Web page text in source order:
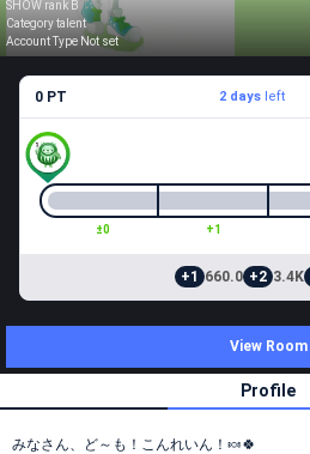
SHOW rank B
Category talent
Account Type Not set
0 PT 2 daysleft
±0 +1
+1 660.0 +2 3.4K
View Room
Profile
みなさん、ど～も！こんれいん！🍬🍀